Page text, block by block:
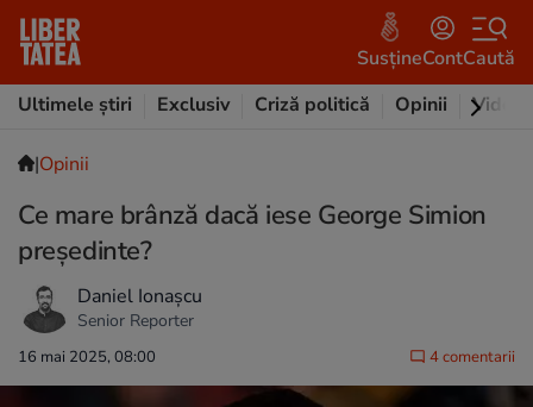
SusțineContCaută
Ultimele știri
Exclusiv Criză politică Opinii Video
|Opinii
Ce mare brânză dacă iese George Simion
președinte?
Daniel Ionașcu
Senior Reporter
16 mai 2025, 08:00 4 comentarii